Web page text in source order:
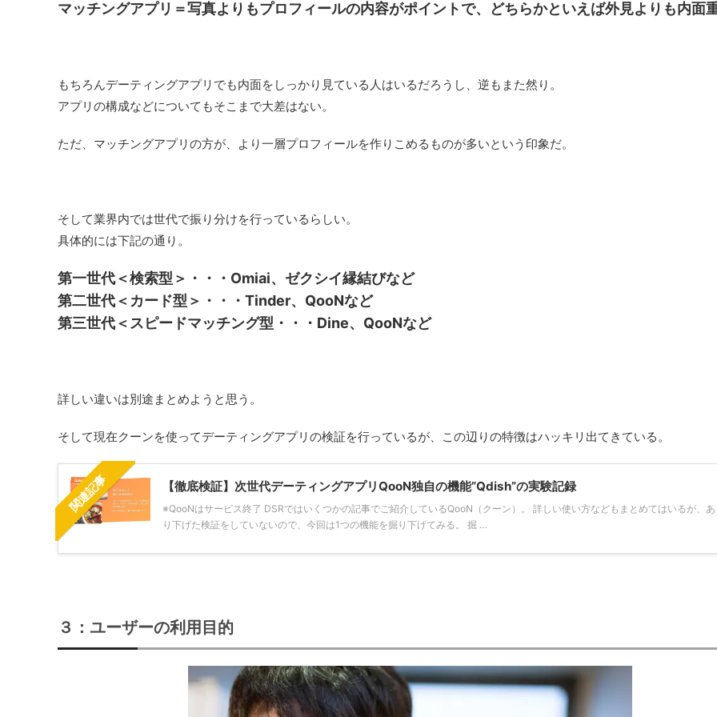
マッチングアプリ＝写真よりもプロフィールの内容がポイントで、どちらかといえば外見よりも内面
もちろんデーティングアプリでも内面をしっかり見ている人はいるだろうし、逆もまた然り。
アプリの構成などについてもそこまで大差はない。
ただ、マッチングアプリの方が、より一層プロフィールを作りこめるものが多いという印象だ。
そして業界内では世代で振り分けを行っているらしい。
具体的には下記の通り。
第一世代＜検索型＞・・・Omiai、ゼクシイ縁結びなど
第二世代＜カード型＞・・・Tinder、QooNなど
第三世代＜スピードマッチング型・・・Dine、QooNなど
詳しい違いは別途まとめようと思う。
そして現在クーンを使ってデーティングアプリの検証を行っているが、この辺りの特徴はハッキリ出てきている。
関連記事 【徹底検証】次世代デーティングアプリQooN独自の機能”Qdish”の実験記録
※QooNはサービス終了 DSRではいくつかの記事でご紹介しているQooN（クーン）。 詳しい使い方などもまとめてはいるが、
り下げた検証をしていないので、今回は1つの機能を掘り下げてみる。 掘 …
３：ユーザーの利用目的